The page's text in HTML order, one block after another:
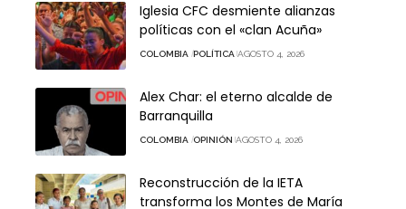
Iglesia CFC desmiente alianzas
políticas con el «clan Acuña»
COLOMBIA POLÍTICA AGOSTO 4, 2026
Alex Char: el eterno alcalde de
Barranquilla
COLOMBIA OPINIÓN AGOSTO 4, 2026
Reconstrucción de la IETA
transforma los Montes de María